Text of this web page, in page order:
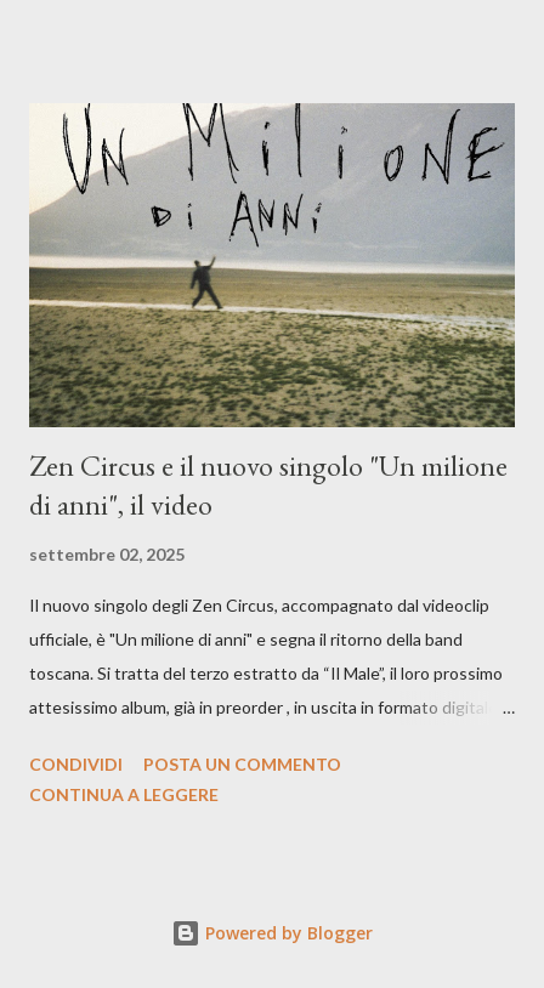
Dicevamo. Ed è da qui che il nostro inizia questo concept
musicale, con " Che ora è" , raccontando la separazione dalla
moglie, del senso di sconfitta e del caldo afoso che opprime,
giusta condizione di sopraffazione: "Non so che ora è, che giorno
è, di questa estate che...". E' raro fare uscire come singolo una
cover, ma...
Zen Circus e il nuovo singolo "Un milione
di anni", il video
settembre 02, 2025
Il nuovo singolo degli Zen Circus, accompagnato dal videoclip
ufficiale, è "Un milione di anni" e segna il ritorno della band
toscana. Si tratta del terzo estratto da “Il Male”, il loro prossimo
attesissimo album, già in preorder , in uscita in formato digitale il
Records. GUARDA IL VIDEO: CREDITI Produced by A71
Alice Pedroletti, Ilaria Magliocchetti Lombi, Maria Radicchi,
CONDIVIDI
POSTA UN COMMENTO
CONTINUA A LEGGERE
Powered by Blogger